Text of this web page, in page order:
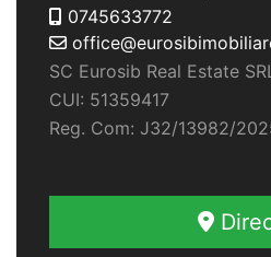
0745633772
SC Eurosib Real Estate
CUI: 51359417
Reg. Com: J32/13982/